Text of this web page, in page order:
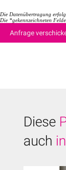
Die Datenübertragung
Die *gekennzeichneten
Diese
auch